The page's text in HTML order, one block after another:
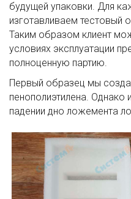
будущей упаковки. Для
изготавливаем тестовый
Таким образом клиент
условиях эксплуатации
полноценную партию.
Первый образец мы
пенополиэтилена. Однако
падении дно ложемента